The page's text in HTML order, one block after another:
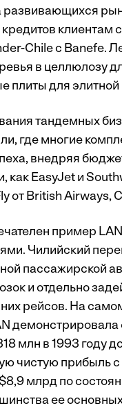
развивающихся
клиентам
Chile с Banefe.
в целлюлозу
плиты для
тандемных
где многие
внедряя
как EasyJet и
от British Airways,
пример
Чилийский
пассажирской
и отдельно
рейсов. На
млн в 1993 году
чистую прибыль
млрд по
ее